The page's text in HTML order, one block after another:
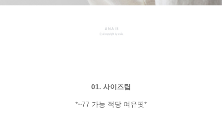
01. 사이즈팁
*~77 가능 적당 여유핏*